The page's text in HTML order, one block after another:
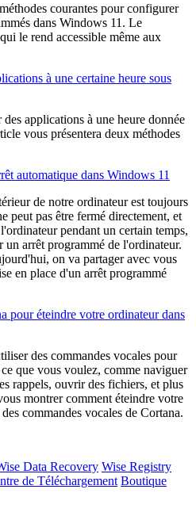
courantes pour configurer
dans Windows 11. Le
le rend accessible même aux
à une certaine heure sous
applications à une heure donnée
vous présentera deux méthodes
automatique dans Windows 11
de notre ordinateur est toujours
peut pas être fermé directement, et
pendant un certain temps,
arrêt programmé de l'ordinateur.
on va partager avec vous
en place d'un arrêt programmé
pour éteindre votre ordinateur dans
des commandes vocales pour
que vous voulez, comme naviguer
rappels, ouvrir des fichiers, et plus
montrer comment éteindre votre
commandes vocales de Cortana.
Data Recovery Wise Registry
de Téléchargement Boutique